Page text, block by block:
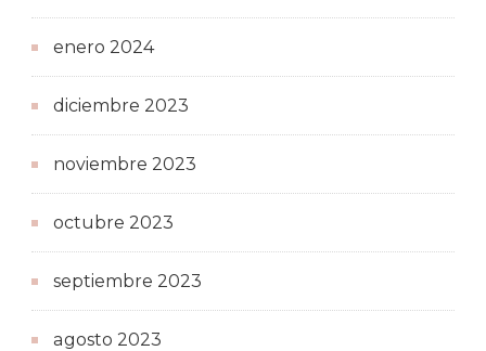
enero 2024
diciembre 2023
noviembre 2023
octubre 2023
septiembre 2023
agosto 2023